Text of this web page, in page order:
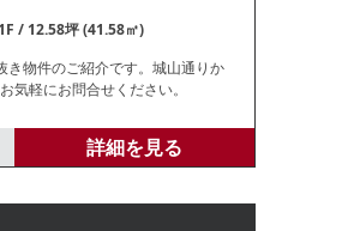
1F / 12.58坪 (41.58㎡)
き物件のご紹介です。城山通りか
気軽にお問合せください。
詳細を見る